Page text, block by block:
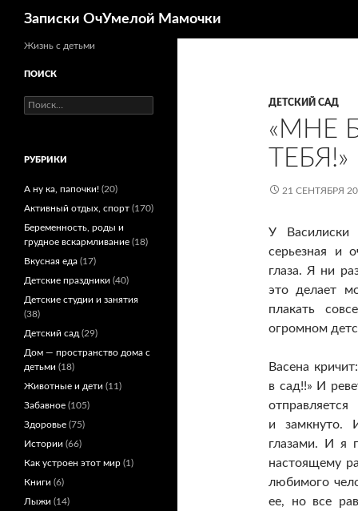
Перейти
Записки ОчУмелой Мамочки
ДЕТСКИЙ САД
«МНЕ
ТЕБЯ!»
21 СЕНТЯБРЯ
У Василиски
серьезная и
глаза. Я ни
это делает
плакать
огромном
Васена
в сад!!» И
и замкнуто.
глазами. И я
настоящему
любимого
ее, но все
Жизнь с детьми
ПОИСК
Найти:
РУБРИКИ
А ну ка, папочки! (20)
Активный отдых, спорт (170)
Беременность, роды и
грудное вскармливание (18)
Вкусная еда (17)
Детские праздники (40)
Детские студии и занятия
(38)
Детский сад (29)
Дом — пространство дома с
детьми (18)
Животные и дети (11)
Забавное (105)
Здоровье (75)
Истории (66)
Как устроен этот мир (1)
Книги (6)
Лыжи (14)